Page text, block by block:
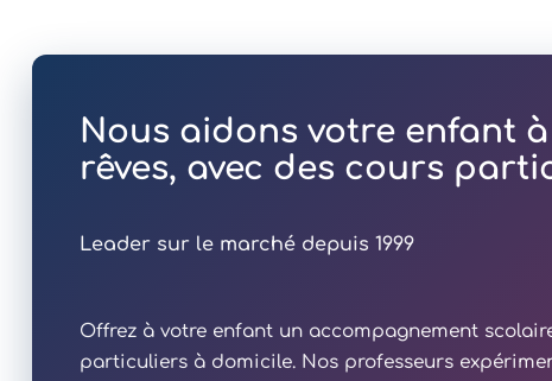
Nous aidons votre enfant
rêves, avec des cours
Leader sur le marché depuis 1999
Offrez à votre enfant un accompagnement
particuliers à domicile. Nos professeurs